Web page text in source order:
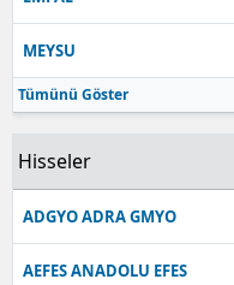
MEYSU
Tümünü Göster
Hisseler
ADGYO ADRA GMYO
AEFES ANADOLU EFES